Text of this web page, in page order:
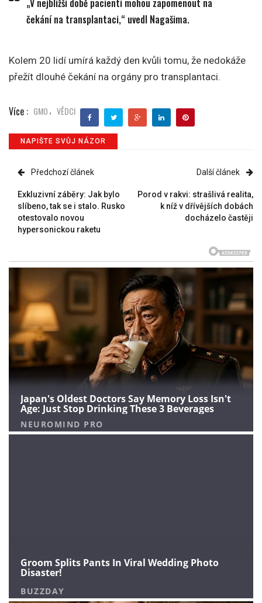
„V nejbližší době pacienti mohou zapomenout na
čekání na transplantaci,“ uvedl Nagašima.
Kolem 20 lidí umírá každý den kvůli tomu, že nedokáže
přežít dlouhé čekání na orgány pro transplantaci.
Více : GMO , VĚDCI
NAPIŠTE SVŮJ NÁZOR
Předchozí článek
Exkluzivní záběry: Jak bylo
slíbeno, tak se i stalo. Rusko
otestovalo novou
hypersonickou raketu
Další článek
Porod v rakvi: strašlivá realita,
k níž v dřívějších dobách
docházelo častěji